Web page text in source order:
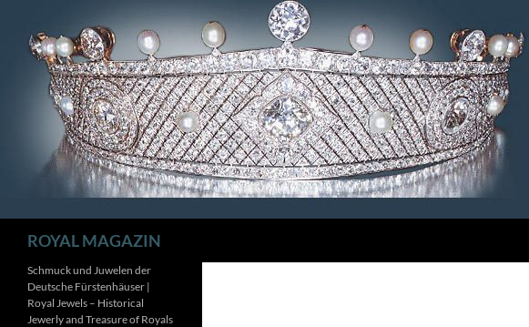
Inhalt
springen
ROYAL MAGAZIN
Schmuck und Juwelen der
Deutsche Fürstenhäuser |
Royal Jewels – Historical
Jewerly and Treasure of Royals